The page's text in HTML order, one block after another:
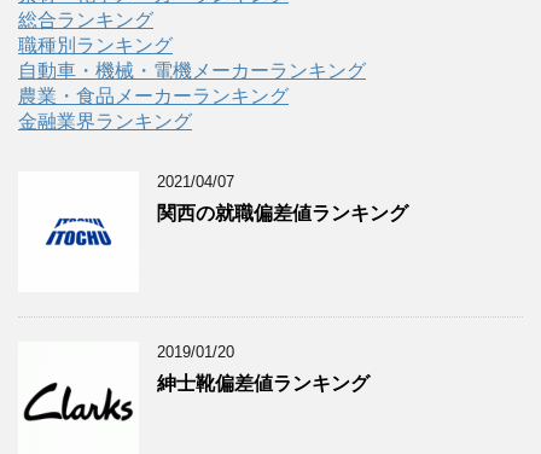
総合ランキング
職種別ランキング
自動車・機械・電機メーカーランキング
農業・食品メーカーランキング
金融業界ランキング
2021/04/07
関西の就職偏差値ランキング
2019/01/20
紳士靴偏差値ランキング